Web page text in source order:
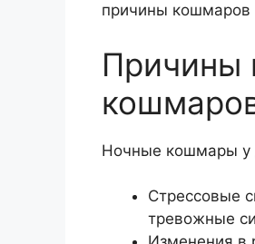
причины кошмаров
Причины
Ночные кошмары у
Стрессовые
тревожные